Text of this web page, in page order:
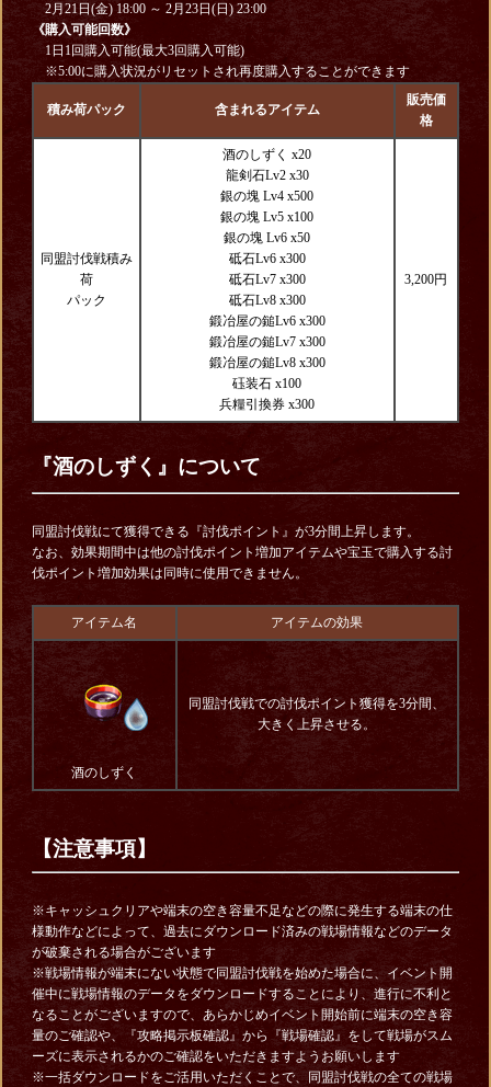
2月21日(金) 18:00 ～ 2月23日(日) 23:00
《購入可能回数》
1日1回購入可能(最大3回購入可能)
※5:00に購入状況がリセットされ再度購入することができます
積み荷パック 含まれるアイテム
販売価
格
同盟討伐戦積み
荷
パック
酒のしずく x20
龍剣石Lv2 x30
銀の塊 Lv4 x500
銀の塊 Lv5 x100
銀の塊 Lv6 x50
砥石Lv6 x300
砥石Lv7 x300
砥石Lv8 x300
鍛冶屋の鎚Lv6 x300
鍛冶屋の鎚Lv7 x300
鍛冶屋の鎚Lv8 x300
砡装石 x100
兵糧引換券 x300
3,200円
『酒のしずく』について
同盟討伐戦にて獲得できる『討伐ポイント』が3分間上昇します。
なお、効果期間中は他の討伐ポイント増加アイテムや宝玉で購入する討
伐ポイント増加効果は同時に使用できません。
アイテム名 アイテムの効果
酒のしずく
同盟討伐戦での討伐ポイント獲得を3分間、
大きく上昇させる。
【注意事項】
※キャッシュクリアや端末の空き容量不足などの際に発生する端末の仕
様動作などによって、過去にダウンロード済みの戦場情報などのデータ
が破棄される場合がございます
※戦場情報が端末にない状態で同盟討伐戦を始めた場合に、イベント開
催中に戦場情報のデータをダウンロードすることにより、進行に不利と
なることがございますので、あらかじめイベント開始前に端末の空き容
量のご確認や、『攻略掲示板確認』から『戦場確認』をして戦場がスム
ーズに表示されるかのご確認をいただきますようお願いします
※一括ダウンロードをご活用いただくことで、同盟討伐戦の全ての戦場